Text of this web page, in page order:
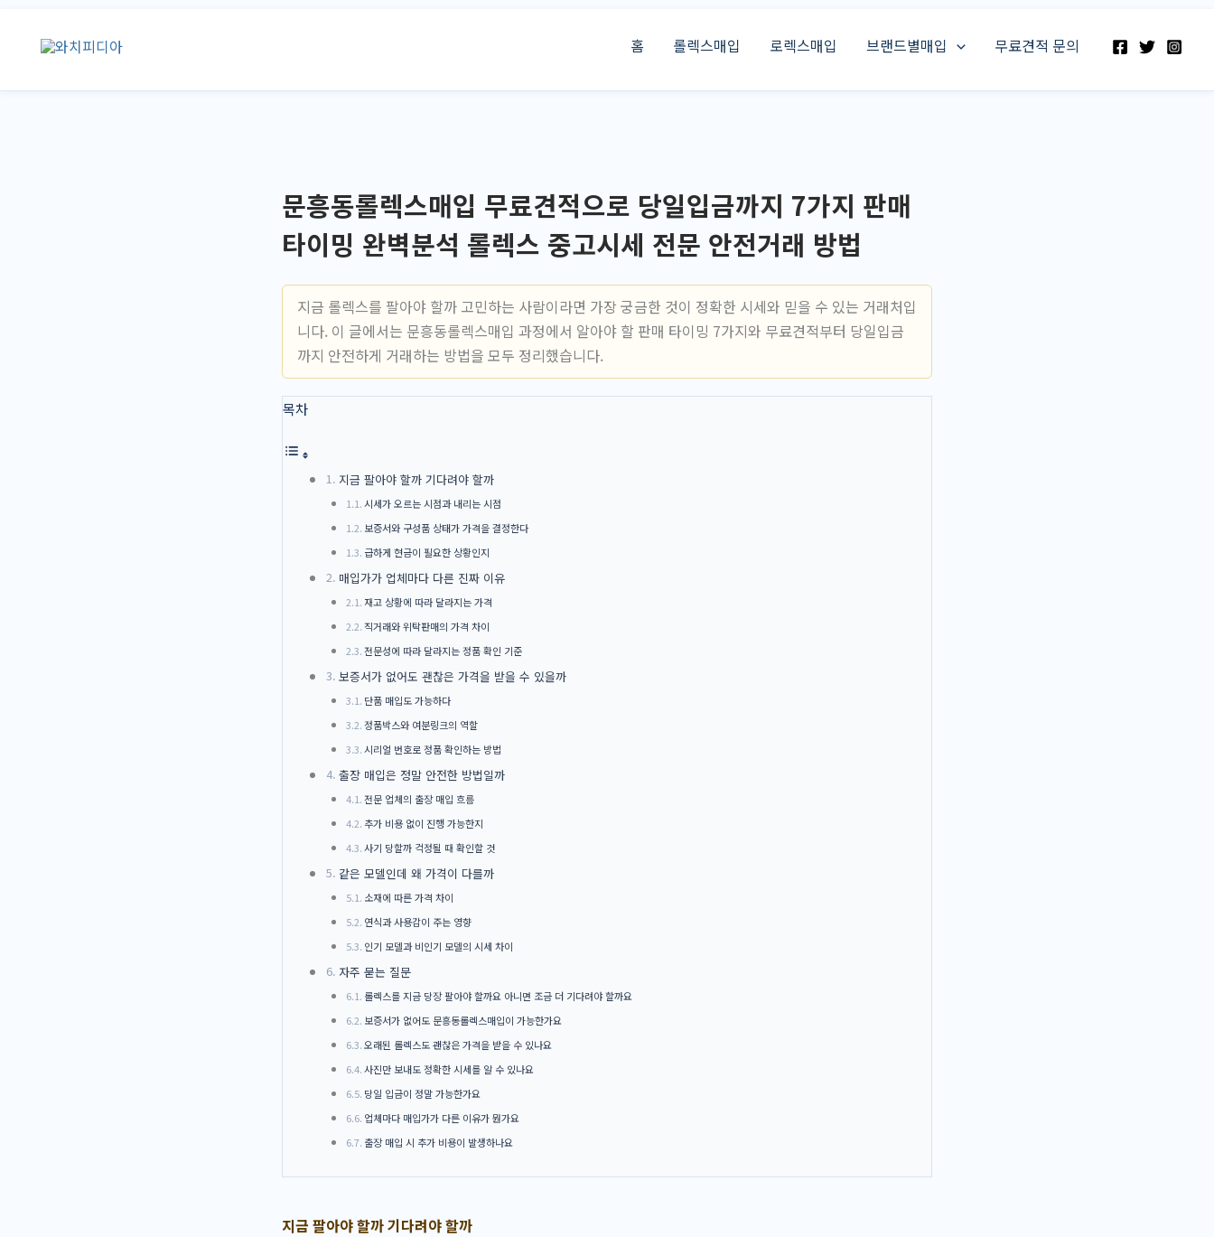
로
홈 롤렉스매입 로렉스매입 브랜드별매입 무료견적 문의
문흥동롤렉스매입 무료견적으로 당일입금까지 7가지 판매
타이밍 완벽분석 롤렉스 중고시세 전문 안전거래 방법
지금 롤렉스를 팔아야 할까 고민하는 사람이라면 가장 궁금한 것이 정확한 시세와 믿을 수 있는 거래처입
니다. 이 글에서는 문흥동롤렉스매입 과정에서 알아야 할 판매 타이밍 7가지와 무료견적부터 당일입금
까지 안전하게 거래하는 방법을 모두 정리했습니다.
목차
지금 팔아야 할까 기다려야 할까
시세가 오르는 시점과 내리는 시점
보증서와 구성품 상태가 가격을 결정한다
급하게 현금이 필요한 상황인지
매입가가 업체마다 다른 진짜 이유
재고 상황에 따라 달라지는 가격
직거래와 위탁판매의 가격 차이
전문성에 따라 달라지는 정품 확인 기준
보증서가 없어도 괜찮은 가격을 받을 수 있을까
단품 매입도 가능하다
정품박스와 여분링크의 역할
시리얼 번호로 정품 확인하는 방법
출장 매입은 정말 안전한 방법일까
전문 업체의 출장 매입 흐름
추가 비용 없이 진행 가능한지
사기 당할까 걱정될 때 확인할 것
같은 모델인데 왜 가격이 다를까
소재에 따른 가격 차이
연식과 사용감이 주는 영향
인기 모델과 비인기 모델의 시세 차이
자주 묻는 질문
롤렉스를 지금 당장 팔아야 할까요 아니면 조금 더 기다려야 할까요
보증서가 없어도 문흥동롤렉스매입이 가능한가요
오래된 롤렉스도 괜찮은 가격을 받을 수 있나요
사진만 보내도 정확한 시세를 알 수 있나요
당일 입금이 정말 가능한가요
업체마다 매입가가 다른 이유가 뭔가요
출장 매입 시 추가 비용이 발생하나요
지금 팔아야 할까 기다려야 할까